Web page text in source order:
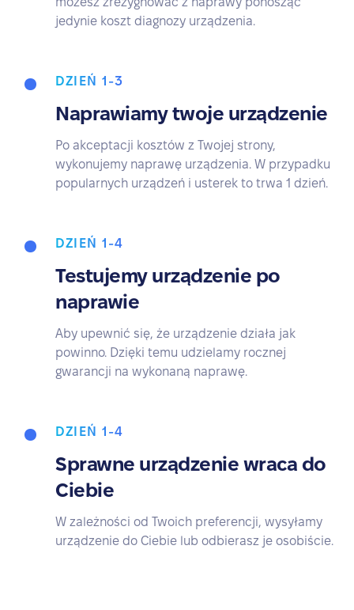
jedynie koszt diagnozy urządzenia.
DZIEŃ 1-3
Naprawiamy twoje urządzenie
Po akceptacji kosztów z Twojej strony,
wykonujemy naprawę urządzenia. W przypadku
popularnych urządzeń i usterek to trwa 1 dzień.
DZIEŃ 1-4
Testujemy urządzenie po
naprawie
Aby upewnić się, że urządzenie działa jak
powinno. Dzięki temu udzielamy rocznej
gwarancji na wykonaną naprawę.
DZIEŃ 1-4
Sprawne urządzenie wraca do
Ciebie
W zależności od Twoich preferencji, wysyłamy
urządzenie do Ciebie lub odbierasz je osobiście.